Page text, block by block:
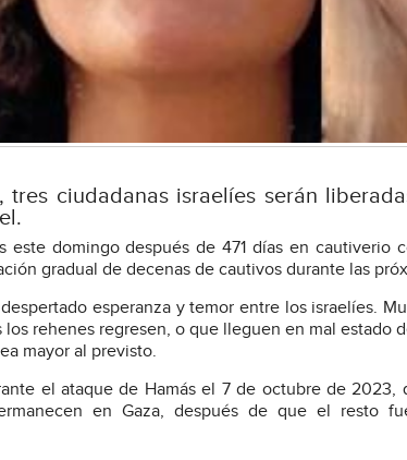
tres ciudadanas israelíes serán
este domingo después de 471 días en
gradual de decenas de cautivos durante las
esperanza y temor entre los israelíes.
rehenes regresen, o que lleguen en mal estado
mayor al previsto.
el ataque de Hamás el 7 de octubre de 2023,
en Gaza, después de que el resto